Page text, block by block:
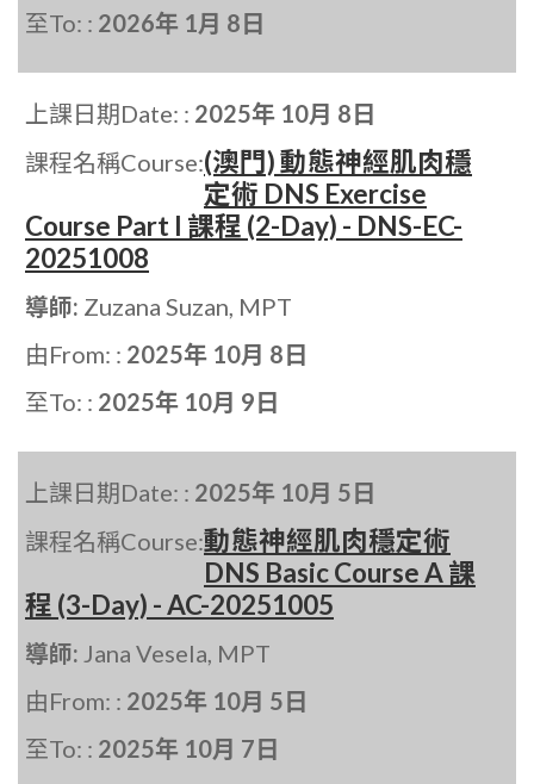
至To: : 2026年 1月 8日
上課日期Date: : 2025年 10月 8日
課程名稱Course:(澳門) 動態神經肌肉穩
定術 DNS Exercise
Course Part I 課程 (2-Day) - DNS-EC-
20251008
導師: Zuzana Suzan, MPT
由From: : 2025年 10月 8日
至To: : 2025年 10月 9日
上課日期Date: : 2025年 10月 5日
課程名稱Course:動態神經肌肉穩定術
DNS Basic Course A 課
程 (3-Day) - AC-20251005
導師: Jana Vesela, MPT
由From: : 2025年 10月 5日
至To: : 2025年 10月 7日